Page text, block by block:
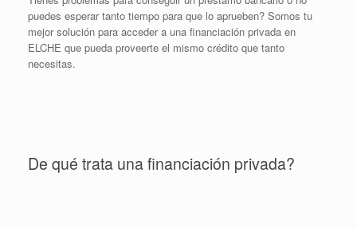
puedes esperar tanto tiempo para que lo aprueben? Somos tu
mejor solución para acceder a una financiación privada en
ELCHE que pueda proveerte el mismo crédito que tanto
necesitas.
De qué trata una financiación privada?